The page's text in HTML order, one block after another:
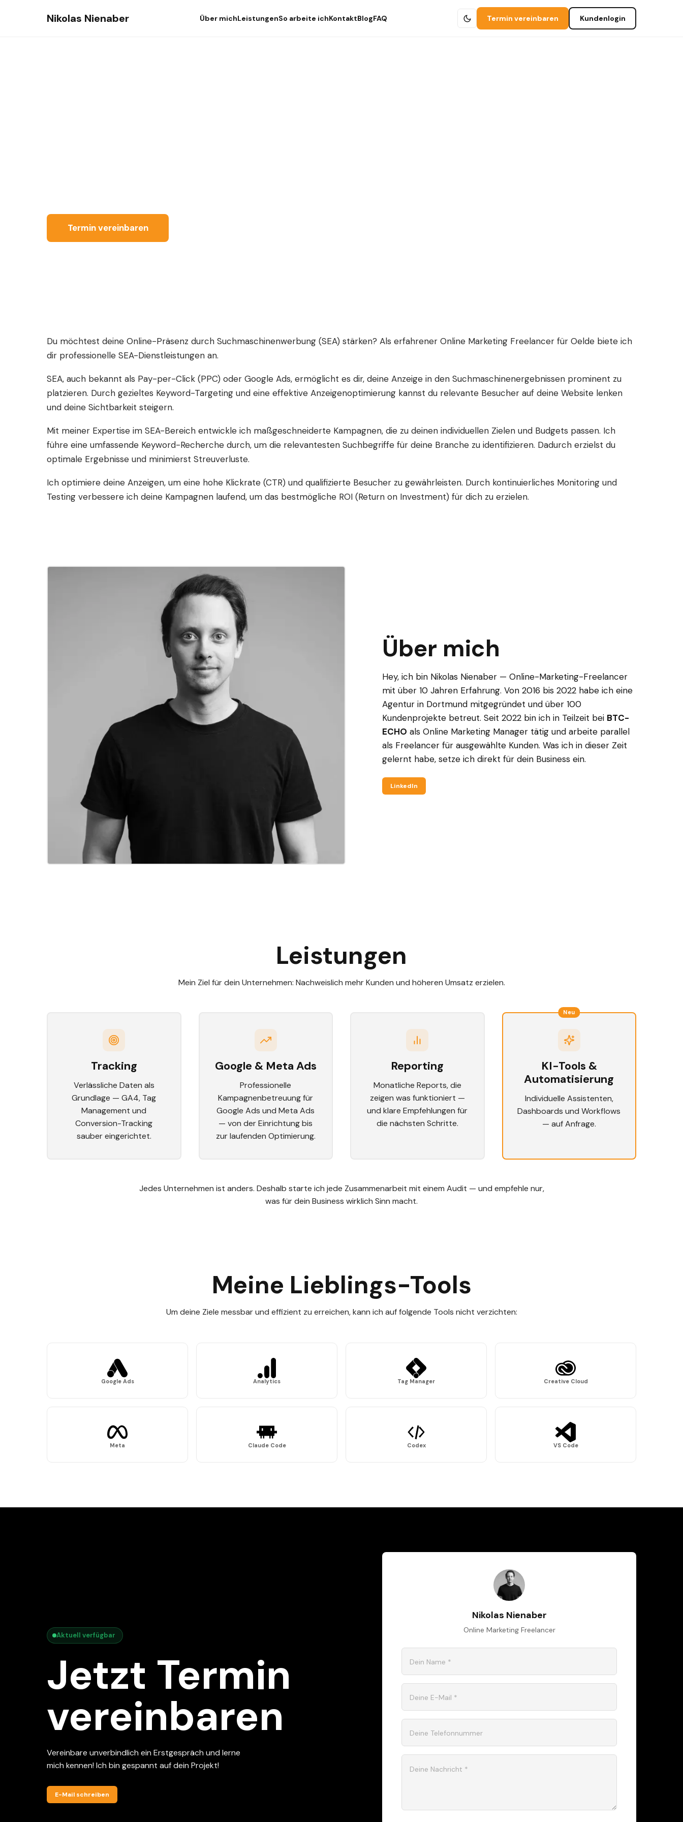
Nikolas Nienaber Über michLeistungenSo arbeite ichKontaktBlogFAQ Termin vereinbaren Kundenlogin
Termin vereinbaren
Du möchtest deine Online-Präsenz durch Suchmaschinenwerbung (SEA) stärken? Als erfahrener Online Marketing Freelancer für Oelde biete ich
dir professionelle SEA-Dienstleistungen an.
SEA, auch bekannt als Pay-per-Click (PPC) oder Google Ads, ermöglicht es dir, deine Anzeige in den Suchmaschinenergebnissen prominent zu
platzieren. Durch gezieltes Keyword-Targeting und eine effektive Anzeigenoptimierung kannst du relevante Besucher auf deine Website lenken
und deine Sichtbarkeit steigern.
Mit meiner Expertise im SEA-Bereich entwickle ich maßgeschneiderte Kampagnen, die zu deinen individuellen Zielen und Budgets passen. Ich
führe eine umfassende Keyword-Recherche durch, um die relevantesten Suchbegriffe für deine Branche zu identifizieren. Dadurch erzielst du
optimale Ergebnisse und minimierst Streuverluste.
Ich optimiere deine Anzeigen, um eine hohe Klickrate (CTR) und qualifizierte Besucher zu gewährleisten. Durch kontinuierliches Monitoring und
Testing verbessere ich deine Kampagnen laufend, um das bestmögliche ROI (Return on Investment) für dich zu erzielen.
Über mich
Hey, ich bin Nikolas Nienaber — Online-Marketing-Freelancer
mit über 10 Jahren Erfahrung. Von 2016 bis 2022 habe ich eine
Agentur in Dortmund mitgegründet und über 100
Kundenprojekte betreut. Seit 2022 bin ich in Teilzeit bei BTC-
ECHO als Online Marketing Manager tätig und arbeite parallel
als Freelancer für ausgewählte Kunden. Was ich in dieser Zeit
gelernt habe, setze ich direkt für dein Business ein.
LinkedIn
Leistungen
Mein Ziel für dein Unternehmen: Nachweislich mehr Kunden und höheren Umsatz erzielen.
Tracking
Verlässliche Daten als
Grundlage — GA4, Tag
Management und
Conversion-Tracking
sauber eingerichtet.
Google & Meta Ads
Professionelle
Kampagnenbetreuung für
Google Ads und Meta Ads
— von der Einrichtung bis
zur laufenden Optimierung.
Reporting
Monatliche Reports, die
zeigen was funktioniert —
und klare Empfehlungen für
die nächsten Schritte.
Neu
KI-Tools &
Automatisierung
Individuelle Assistenten,
Dashboards und Workflows
— auf Anfrage.
Jedes Unternehmen ist anders. Deshalb starte ich jede Zusammenarbeit mit einem Audit — und empfehle nur,
was für dein Business wirklich Sinn macht.
Meine Lieblings-Tools
Um deine Ziele messbar und effizient zu erreichen, kann ich auf folgende Tools nicht verzichten:
Google Ads Analytics Tag Manager Creative Cloud
Meta Claude Code Codex VS Code
Aktuell verfügbar
Jetzt Termin
vereinbaren
Vereinbare unverbindlich ein Erstgespräch und lerne
mich kennen! Ich bin gespannt auf dein Projekt!
E-Mail schreiben
Nikolas Nienaber
Online Marketing Freelancer
Dein Name *
Deine E-Mail *
Deine Telefonnummer
Deine Nachricht *